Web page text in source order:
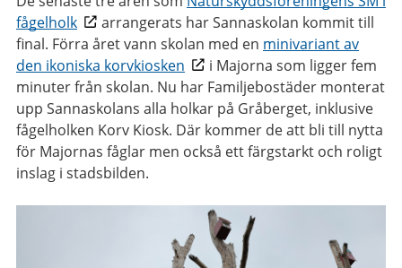
fågelholk
arrangerats har Sannaskolan kommit till
final. Förra året vann skolan med en minivariant av
den ikoniska korvkiosken
i Majorna som ligger fem
minuter från skolan. Nu har Familjebostäder monterat
upp Sannaskolans alla holkar på Gråberget, inklusive
fågelholken Korv Kiosk. Där kommer de att bli till nytta
för Majornas fåglar men också ett färgstarkt och roligt
inslag i stadsbilden.